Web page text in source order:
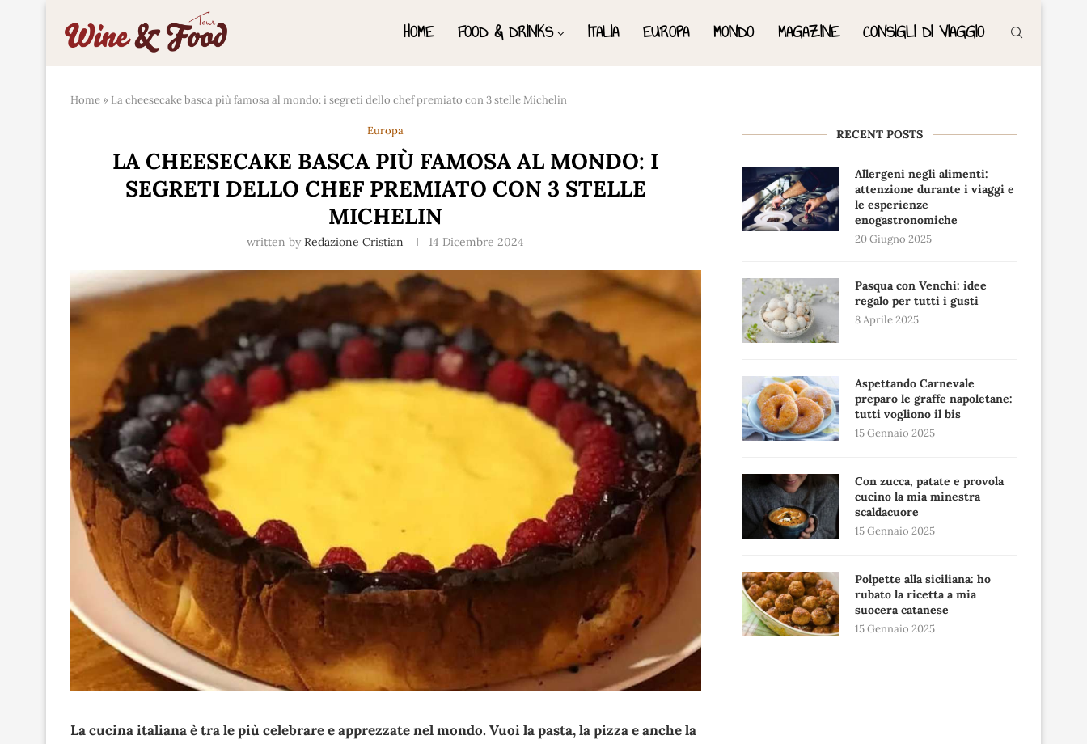
HOME FOOD & DRINKS ITALIA EUROPA MONDO MAGAZINE CONSIGLI DI VIAGGIO
Home » La cheesecake basca più famosa al mondo: i segreti dello chef premiato con 3 stelle Michelin
Europa
LA CHEESECAKE BASCA PIÙ FAMOSA AL MONDO: I
SEGRETI DELLO CHEF PREMIATO CON 3 STELLE
MICHELIN
written byRedazione Cristian 14 Dicembre 2024
La cucina italiana è tra le più celebrare e apprezzate nel mondo. Vuoi la pasta, la pizza e anche la
RECENT POSTS
Allergeni negli alimenti:
attenzione durante i viaggi e
le esperienze
enogastronomiche
20 Giugno 2025
Pasqua con Venchi: idee
regalo per tutti i gusti
8 Aprile 2025
Aspettando Carnevale
preparo le graffe napoletane:
tutti vogliono il bis
15 Gennaio 2025
Con zucca, patate e provola
cucino la mia minestra
scaldacuore
15 Gennaio 2025
Polpette alla siciliana: ho
rubato la ricetta a mia
suocera catanese
15 Gennaio 2025